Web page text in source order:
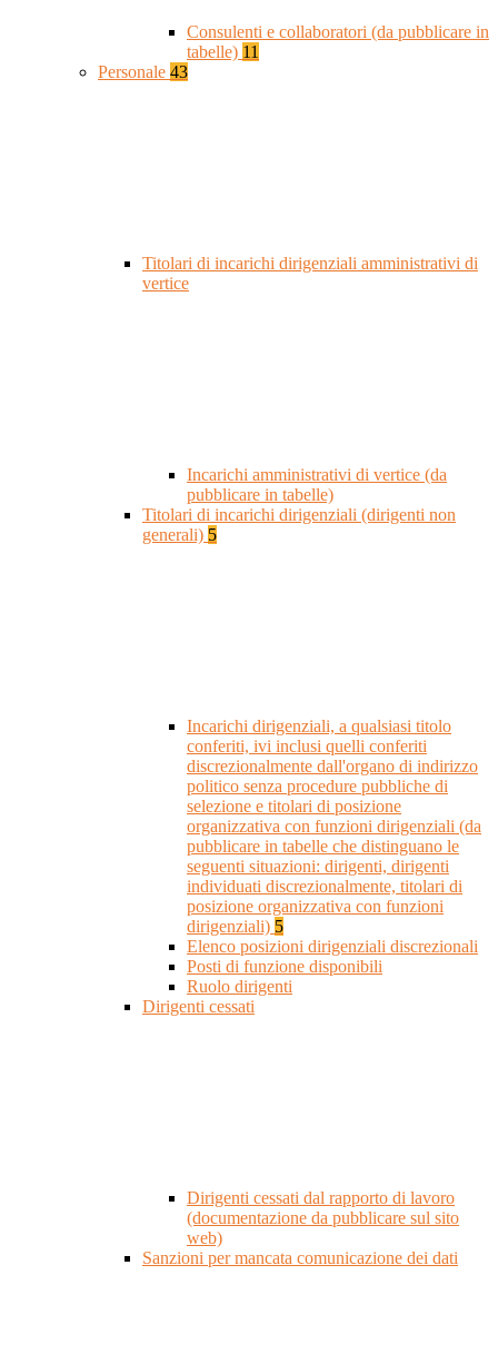
Consulenti e collaboratori (da pubblicare in
tabelle) 11
Personale 43
Titolari di incarichi dirigenziali amministrativi di
vertice
Incarichi amministrativi di vertice (da
pubblicare in tabelle)
Titolari di incarichi dirigenziali (dirigenti non
generali) 5
Incarichi dirigenziali, a qualsiasi titolo
conferiti, ivi inclusi quelli conferiti
discrezionalmente dall'organo di indirizzo
politico senza procedure pubbliche di
selezione e titolari di posizione
organizzativa con funzioni dirigenziali (da
pubblicare in tabelle che distinguano le
seguenti situazioni: dirigenti, dirigenti
individuati discrezionalmente, titolari di
posizione organizzativa con funzioni
dirigenziali) 5
Elenco posizioni dirigenziali discrezionali
Posti di funzione disponibili
Ruolo dirigenti
Dirigenti cessati
Dirigenti cessati dal rapporto di lavoro
(documentazione da pubblicare sul sito
web)
Sanzioni per mancata comunicazione dei dati